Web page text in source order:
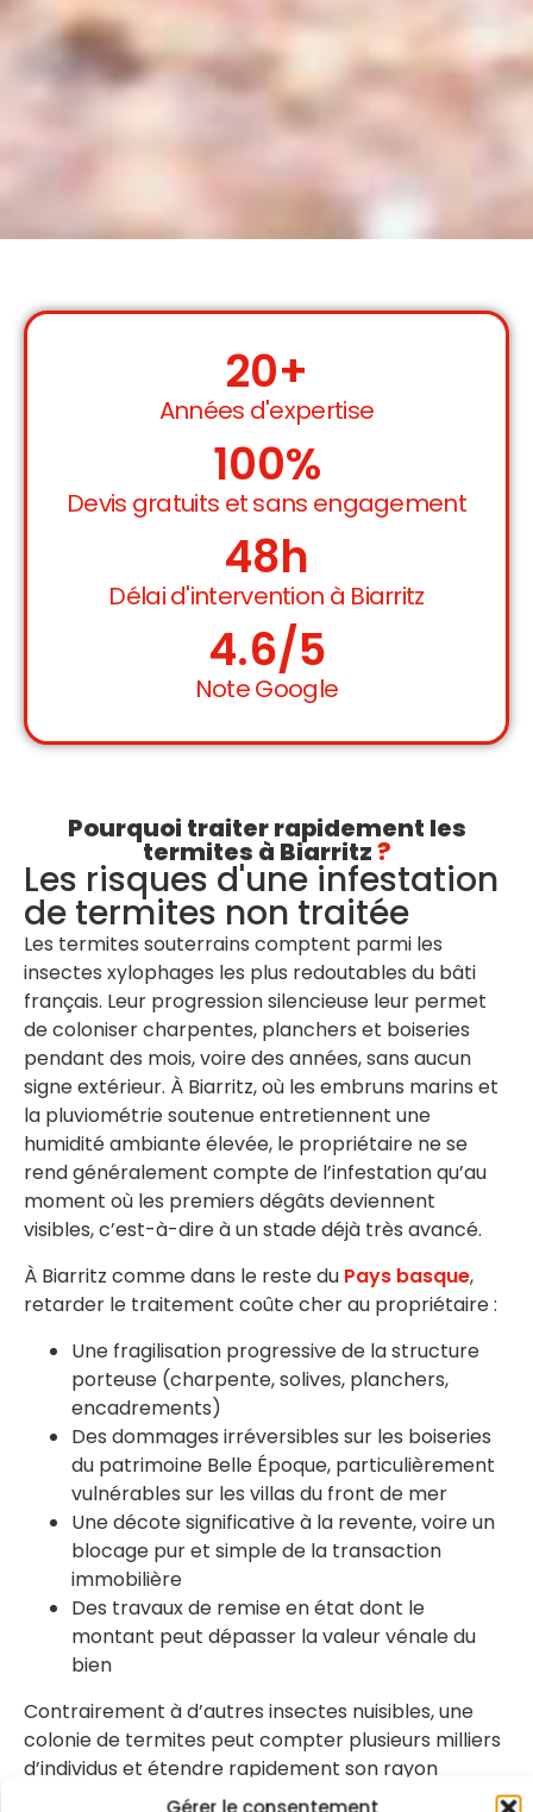
Années d'expertise
20+
Devis gratuits et sans engagement
100%
Délai d'intervention à Biarritz
48h
Note Google
4.6/5
Pourquoi traiter rapidement les
termites à Biarritz?
Les risques d'une infestation
de termites non traitée
Les termites souterrains comptent parmi les
insectes xylophages les plus redoutables du bâti
français. Leur progression silencieuse leur permet
de coloniser charpentes, planchers et boiseries
pendant des mois, voire des années, sans aucun
signe extérieur. À Biarritz, où les embruns marins et
la pluviométrie soutenue entretiennent une
humidité ambiante élevée, le propriétaire ne se
rend généralement compte de l’infestation qu’au
moment où les premiers dégâts deviennent
visibles, c’est-à-dire à un stade déjà très avancé.
À Biarritz comme dans le reste du Pays basque,
retarder le traitement coûte cher au propriétaire :
Une fragilisation progressive de la structure
porteuse (charpente, solives, planchers,
encadrements)
Des dommages irréversibles sur les boiseries
du patrimoine Belle Époque, particulièrement
vulnérables sur les villas du front de mer
Une décote significative à la revente, voire un
blocage pur et simple de la transaction
immobilière
Des travaux de remise en état dont le
montant peut dépasser la valeur vénale du
bien
Contrairement à d’autres insectes nuisibles, une
colonie de termites peut compter plusieurs milliers
d’individus et étendre rapidement son rayon
d’action aux constructions voisines. À Biarritz, les